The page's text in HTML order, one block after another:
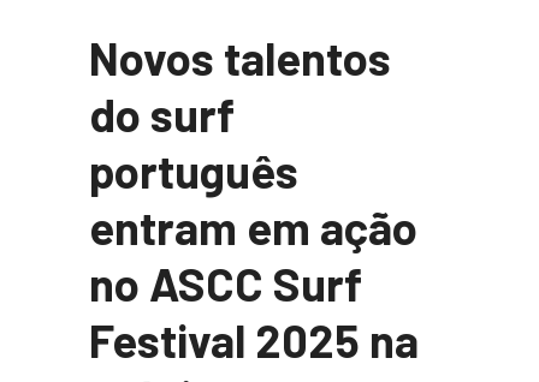
Novos talentos
do surf
português
entram em ação
no ASCC Surf
Festival 2025 na